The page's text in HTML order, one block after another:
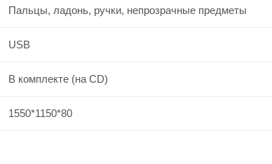
Пальцы, ладонь, ручки, непрозрачные предметы
USB
В комплекте (на CD)
1550*1150*80